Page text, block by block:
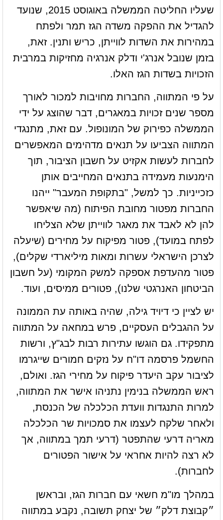
שעליו החליטה הממשלה באוגוסט 2015, שנועד
להגדיל את ההפקה משדה הגז תמר ולפתח
במהירות את השדות לווייתן, כריש ותנין. זאת,
בזמן שנובל אנרג'י ודלק אנרגיה מחזיקות במרבית
הזכויות בשדות הגז האלו.
על פי המתווה, החברות מחויבות למכור לאורך
מספר שנים זכויות במאגרים, דבר שהוצג על ידי
הממשלה כפירוק של המונופול. עם זאת, מתנגדי
המתווה הצביעו על תנאים מדהימים המאפשרים
לחברות לעשות אקזיט על חשבון הציבור, תוך
הימנעות מעמידה בתנאים המחייבים אותן
כזכייניות. כך למשל, "בתקופת המעבר" ייהנו
החברות מפטור מחובת הפיתוח (מה שיאפשר
להן לא לאבד את מאגר לווייתן שלא הצליחו
לפתח במועד), פטור מפיקוח על מחירים (שיעלה
לצרכן הישראלי עשרות ומאות מיליארדי שקלים),
פטור מהעדפת אספקה למשק המקומי (על חשבון
הביטחון האנרגטי שלנו), פטורים ממיסים, ועוד.
יש לציין כי דיויד גילה, שהיה באותה עת הממונה
על ההגבלים העסקיים, פרש במחאה על המתווה
מתפקידו. גם הוגשו עתירות רבות לבג"ץ, ורשות
החשמל פרסמה דו"ח על נזקים חמורים שייגרמו
לציבור עקב היעדר פיקוח על מחירי הגז. ואולם,
ראש הממשלה בנימין נתניהו אישר את המתווה,
למרות התנגדות וועדת הכלכלה של הכנסת,
ולאחר שלקח לעצמו את סמכויות שר הכלכלה
מאריה דרעי שהתפטר (דרעי תמך במתווה, אך
לא רצה להיות אחראי על אישור הפטורים
לחברות).
במהלך מו"מ חשאי עם חברות הגז, ובראשן
״קבוצת דלק״ של יצחק תשובה, נקבע במתווה